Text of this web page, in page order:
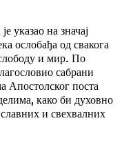
указао на значај
ослобађа од свакога
и мир. По
сабрани
Апостолског поста
како би духовно
и свехвалних